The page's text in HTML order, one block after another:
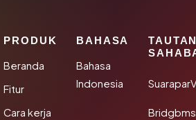
PRODUK
Beranda
Fitur
Cara kerja
BAHASA
Bahasa
Indonesia